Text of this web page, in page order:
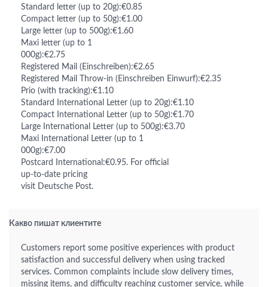
Standard letter (up to 20g):€0.85
Compact letter (up to 50g):€1.00
Large letter (up to 500g):€1.60
Maxi letter (up to 1
000g):€2.75
Registered Mail (Einschreiben):€2.65
Registered Mail Throw-in (Einschreiben Einwurf):€2.35
Prio (with tracking):€1.10
Standard International Letter (up to 20g):€1.10
Compact International Letter (up to 50g):€1.70
Large International Letter (up to 500g):€3.70
Maxi International Letter (up to 1
000g):€7.00
Postcard International:€0.95. For official
up-to-date pricing
visit Deutsche Post.
Какво пишат клиентите
Customers report some positive experiences with product
satisfaction and successful delivery when using tracked
services. Common complaints include slow delivery times,
missing items, and difficulty reaching customer service, while